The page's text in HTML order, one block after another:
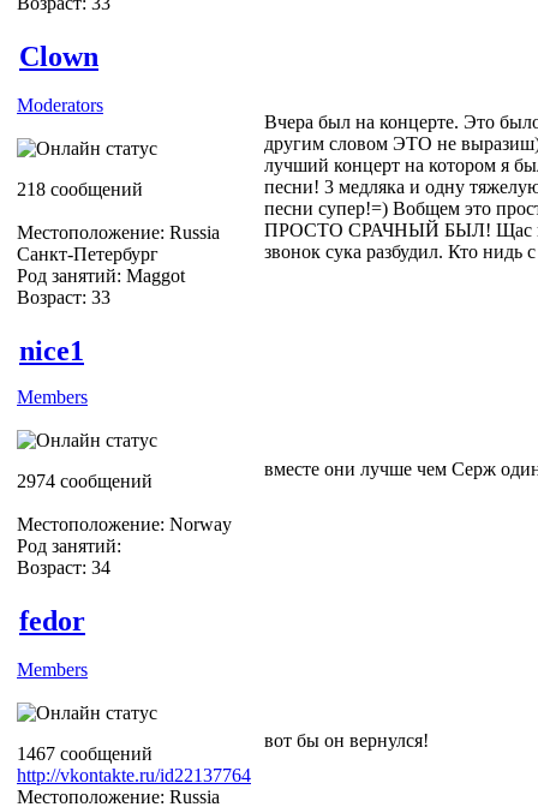
Clown
Moderators
218 сообщений
Местоположение: Russia
Санкт-Петербург
Род занятий: Maggot
Возраст: 33
Вчера был на концерте. Это
другим словом ЭТО не
лучший концерт на котором я
песни! 3 медляка и одну
песни супер!=) Вобщем это
ПРОСТО СРАЧНЫЙ БЫЛ! Щас
звонок сука разбудил. Кто нидь
nice1
Members
2974 сообщений
Местоположение: Norway
Род занятий:
Возраст: 34
вместе они лучше чем Серж
fedor
Members
1467 сообщений
http://vkontakte.ru/id22137764
Местоположение: Russia
вот бы он вернулся!